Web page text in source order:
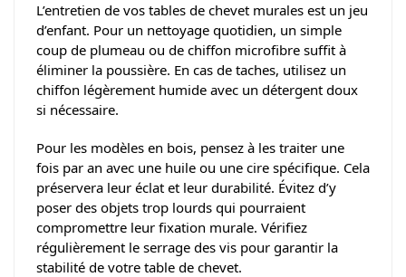
L’entretien de vos tables de chevet murales est un jeu
d’enfant. Pour un nettoyage quotidien, un simple
coup de plumeau ou de chiffon microfibre suffit à
éliminer la poussière. En cas de taches, utilisez un
chiffon légèrement humide avec un détergent doux
si nécessaire.
Pour les modèles en bois, pensez à les traiter une
fois par an avec une huile ou une cire spécifique. Cela
préservera leur éclat et leur durabilité. Évitez d’y
poser des objets trop lourds qui pourraient
compromettre leur fixation murale. Vérifiez
régulièrement le serrage des vis pour garantir la
stabilité de votre table de chevet.